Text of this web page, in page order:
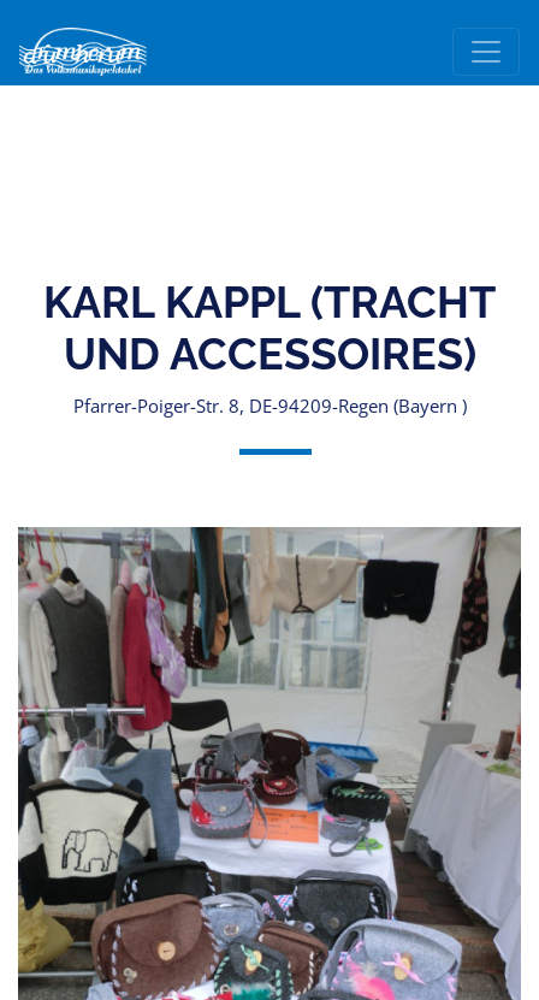
KARL KAPPL (TRACHT
UND ACCESSOIRES)
Pfarrer-Poiger-Str. 8, DE-94209-Regen (Bayern )